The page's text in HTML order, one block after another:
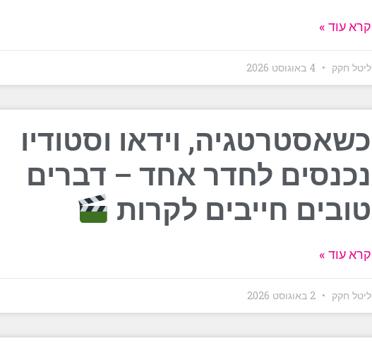
קרא עוד »
ליטל חקק
כשאסטרטגיה, וידאו וסטודיו
נכנסים לחדר אחד – דברים
טובים חייבים לקרות
קרא עוד »
ליטל חקק